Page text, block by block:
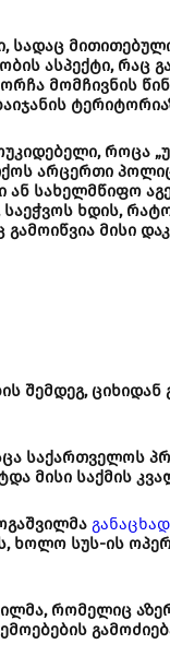
ასპექტი,
მომჩივნის
როცა
არცერთი
სახელმწიფო
ხდის,
მისი
შემდეგ,
საქართველოს
მისი საქმის
ხოლო სუს-ის
რომელიც